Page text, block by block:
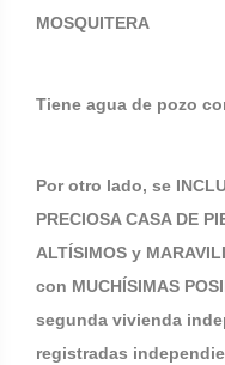
MOSQUITERA
Tiene agua de pozo
Por otro lado, se
PRECIOSA CASA DE
ALTÍSIMOS y
con MUCHÍSIMAS
segunda vivienda
registradas